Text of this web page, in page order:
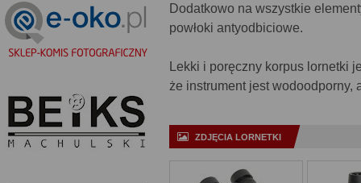
Dodatkowo na wszystkie
powłoki antyodbiciowe.
Lekki i poręczny korpus lornetki
że instrument jest wodoodporny,
ZDJĘCIA LORNETKI